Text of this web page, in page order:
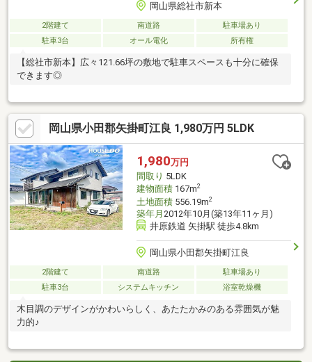
岡山県総社市新本
2階建て 南道路
駐車場あり
駐車3台
オール電化 所有権
【総社市新本】広々121.66坪の敷地で駐車スペースも十分に確保
できます◎
岡山県小田郡矢掛町江良 1,980万円 5LDK
1,980万円
間取り 5LDK
建物面積167m2
土地面積556.19m2
築年月 2012年10月(築13年11ヶ月)
井原鉄道 矢掛駅 徒歩4.8km
岡山県小田郡矢掛町江良
2階建て 南道路
駐車場あり
駐車3台
システムキッチン 浴室乾燥機
木目調のデザインがかわいらしく、あたたかみのある雰囲気が魅
力的♪